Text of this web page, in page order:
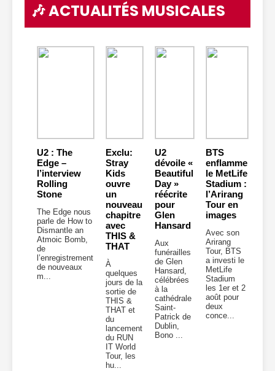
🎶 ACTUALITÉS MUSICALES
U2 : The
Edge –
l’interview
Rolling
Stone
The Edge nous
parle de How to
Dismantle an
Atmoic Bomb,
de
l’enregistrement
de nouveaux
m...
Exclu:
Stray
Kids
ouvre
un
nouveau
chapitre
avec
THIS &
THAT
À
quelques
jours de la
sortie de
THIS &
THAT et
du
lancement
du RUN
IT World
Tour, les
hu...
U2
dévoile «
Beautiful
Day »
réécrite
pour
Glen
Hansard
Aux
funérailles
de Glen
Hansard,
célébrées
à la
cathédrale
Saint-
Patrick de
Dublin,
Bono ...
BTS
enflamme
le MetLife
Stadium :
l’Arirang
Tour en
images
Avec son
Arirang
Tour, BTS
a investi le
MetLife
Stadium
les 1er et 2
août pour
deux
conce...